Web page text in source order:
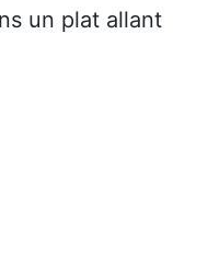
un plat allant